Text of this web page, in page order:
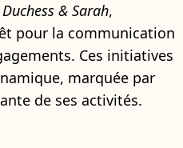
& Sarah,
pour la communication
Ces initiatives
marquée par
de ses activités.